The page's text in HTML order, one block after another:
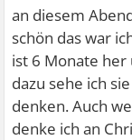
an diesem
schön das war
ist 6 Monate
dazu sehe ich
denken. Auch
denke ich an